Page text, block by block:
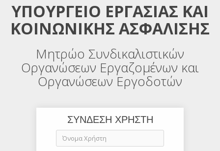
ΥΠΟΥΡΓΕΙΟ ΕΡΓΑΣΙΑΣ ΚΑΙ
ΚΟΙΝΩΝΙΚΗΣ ΑΣΦΑΛΙΣΗΣ
Μητρώο Συνδικαλιστικών
Οργανώσεων Εργαζομένων και
Οργανώσεων Εργοδοτών
ΣΥΝΔΕΣΗ ΧΡΗΣΤΗ